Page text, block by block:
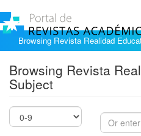
Browsing Revista Realidad
Browsing Revista
Subject